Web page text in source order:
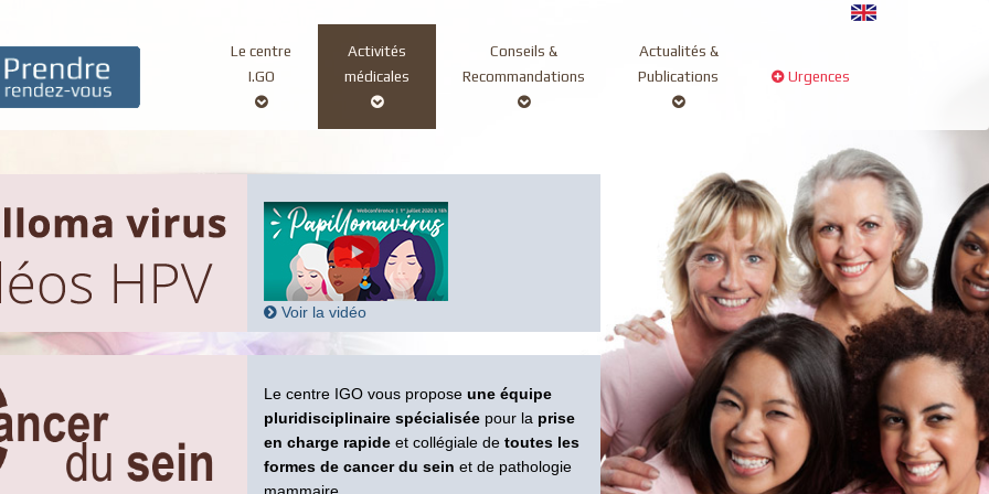
Main
navigation
Le centre
I.GO
Activités
médicales
Conseils &
Recommandations
Actualités &
Publications
Urgences
Voir la vidéo
Le centre IGO vous propose une équipe
pluridisciplinaire spécialisée pour la prise
en charge rapide et collégiale de toutes les
formes de cancer du sein et de pathologie